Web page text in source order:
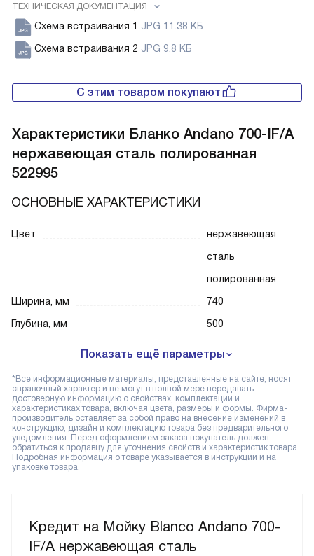
ТЕХНИЧЕСКАЯ ДОКУМЕНТАЦИЯ
Схема встраивания 1 JPG 11.38 КБ
Схема встраивания 2 JPG 9.8 КБ
Кредит на Мойку Blanco Andano 700-
IF/A нержавеющая сталь
С этим товаром покупают
Характеристики Бланко Andano 700-IF/A
нержавеющая сталь полированная
522995
ОСНОВНЫЕ ХАРАКТЕРИСТИКИ
Цвет
нержавеющая
сталь
полированная
Ширина, мм
740
Глубина, мм
500
Показать ещё параметры
*Все информационные материалы, представленные на сайте, носят
справочный характер и не могут в полной мере передавать
достоверную информацию о свойствах, комплектации и
характеристиках товара, включая цвета, размеры и формы. Фирма-
производитель оставляет за собой право на внесение изменений в
конструкцию, дизайн и комплектацию товара без предварительного
уведомления. Перед оформлением заказа покупатель должен
обратиться к продавцу для уточнения свойств и характеристик товара.
Подробная информация о товаре указывается в инструкции и на
упаковке товара.